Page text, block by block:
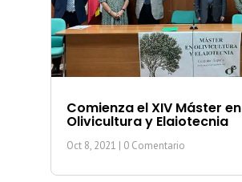
Comienza el XIV Máster en
Olivicultura y Elaiotecnia
Oct 8, 2021 | 0 Comentario